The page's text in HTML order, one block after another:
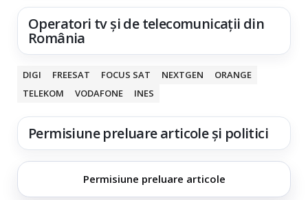
Operatori tv și de telecomunicații din
România
DIGI FREESAT FOCUS SAT NEXTGEN
ORANGE
TELEKOM
VODAFONE INES
Permisiune preluare articole și politici
Permisiune preluare articole